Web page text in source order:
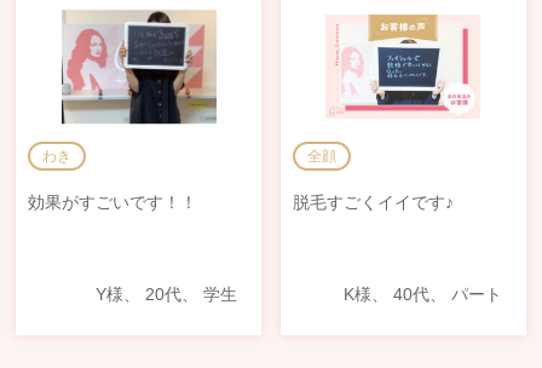
わき
効果がすごいです！！
Y様、 20代、 学生
全顔
脱毛すごくイイです♪
K様、 40代、 パート